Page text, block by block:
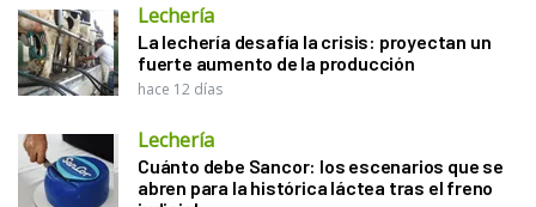
Lechería
La lechería desafía la crisis: proyectan un
fuerte aumento de la producción
hace 12 días
Lechería
Cuánto debe Sancor: los escenarios que se
abren para la histórica láctea tras el freno